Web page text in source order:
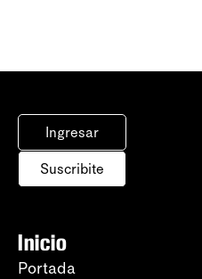
Ingresar
Suscribite
Inicio
Portada